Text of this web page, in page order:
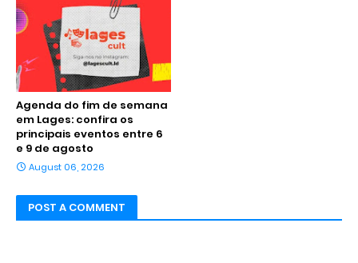
Agenda do fim de semana
em Lages: confira os
principais eventos entre 6
e 9 de agosto
August 06, 2026
POST A COMMENT